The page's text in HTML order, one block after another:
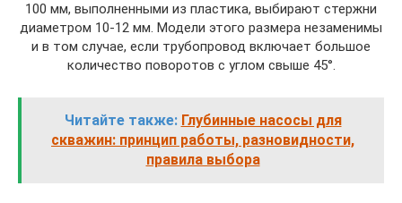
100 мм, выполненными из пластика, выбирают стержни
диаметром 10-12 мм. Модели этого размера незаменимы
и в том случае, если трубопровод включает большое
количество поворотов с углом свыше 45°.
Читайте также: Глубинные насосы для
скважин: принцип работы, разновидности,
правила выбора